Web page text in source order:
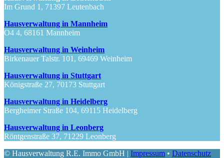
Im Grund 1, 71397 Leutenbach
Hausverwaltung in Mannheim
O4 4, 68161 Mannheim
Hausverwaltung in Weinheim
Birkenauer Talstr. 101, 69469 Weinheim
Hausverwaltung in Stuttgart
Königstraße 27, 70173 Stuttgart
Hausverwaltung in Heidelberg
Bergheimer Straße 104, 69115 Heidelberg
Hausverwaltung in Leonberg
Röntgenstraße 37, 71229 Leonberg
© Hausverwaltung R.E. Immo GmbH | Impressum • Datenschutz